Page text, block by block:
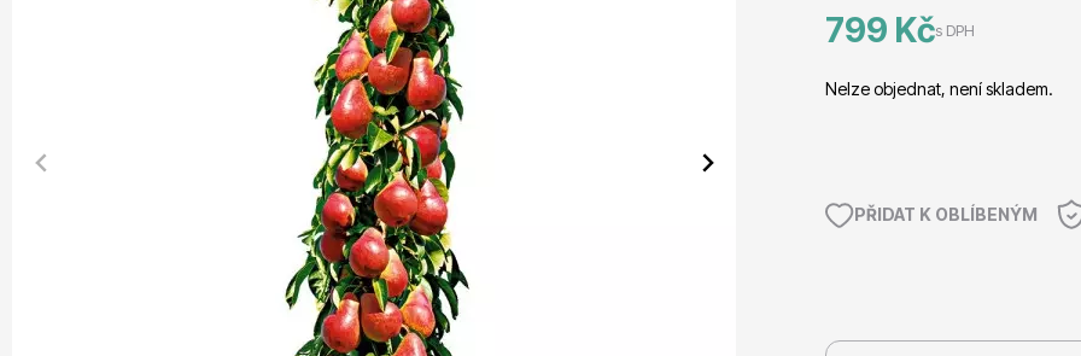
Vánoční stromky v květináčích a
Nářadí, příslušenství
Postřiky, přípravky
799 Kčs DPH
Nelze objednat, není skladem.
PŘIDAT K OBLÍBENÝM